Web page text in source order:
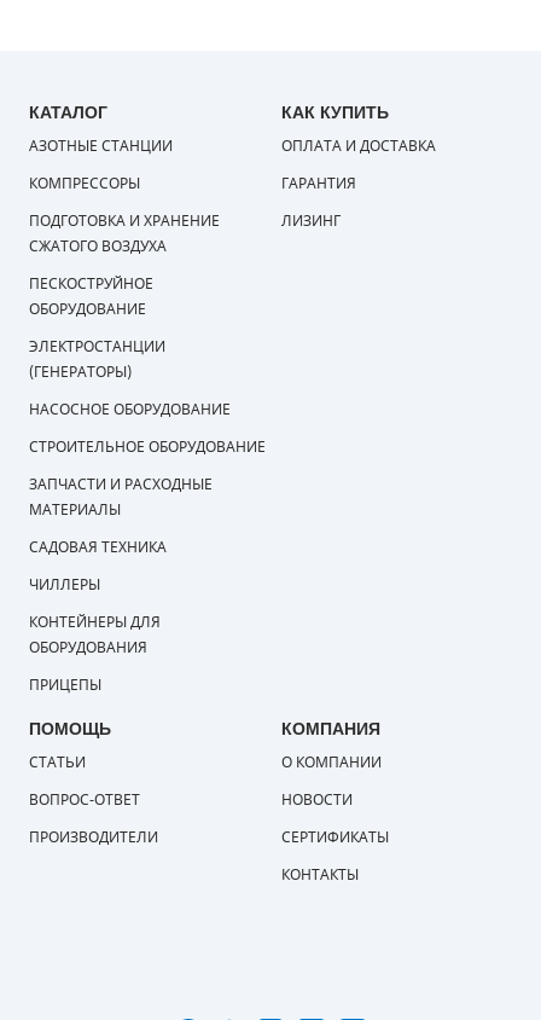
КАТАЛОГ
АЗОТНЫЕ СТАНЦИИ
КОМПРЕССОРЫ
ПОДГОТОВКА И ХРАНЕНИЕ
СЖАТОГО ВОЗДУХА
ПЕСКОСТРУЙНОЕ
ОБОРУДОВАНИЕ
ЭЛЕКТРОСТАНЦИИ
(ГЕНЕРАТОРЫ)
НАСОСНОЕ ОБОРУДОВАНИЕ
СТРОИТЕЛЬНОЕ ОБОРУДОВАНИЕ
ЗАПЧАСТИ И РАСХОДНЫЕ
МАТЕРИАЛЫ
САДОВАЯ ТЕХНИКА
ЧИЛЛЕРЫ
КОНТЕЙНЕРЫ ДЛЯ
ОБОРУДОВАНИЯ
ПРИЦЕПЫ
КАК КУПИТЬ
ОПЛАТА И ДОСТАВКА
ГАРАНТИЯ
ЛИЗИНГ
ПОМОЩЬ
СТАТЬИ
ВОПРОС-ОТВЕТ
ПРОИЗВОДИТЕЛИ
КОМПАНИЯ
О КОМПАНИИ
НОВОСТИ
СЕРТИФИКАТЫ
КОНТАКТЫ